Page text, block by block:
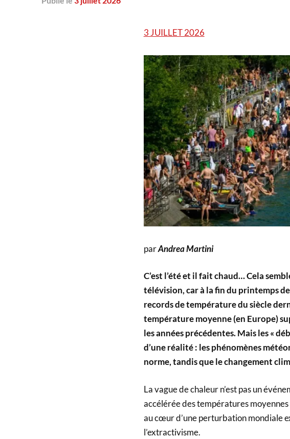
3 JUILLET 2026
parAndrea Martini
C’est l’été et il fait chaud… Cela
télévision, car à la fin du printemps
records de température du siècle
température moyenne (en Europe)
les années précédentes. Mais les «
d’une réalité : les phénomènes
norme, tandis que le changement
La vague de chaleur n’est pas un
accélérée des températures
au cœur d’une perturbation mondiale
l’extractivisme.